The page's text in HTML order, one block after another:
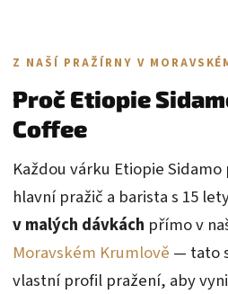
Z NAŠÍ PRAŽÍRNY V
Proč Etiopie
Coffee
Každou várku Etiopie
hlavní pražič a barista s 15
v malých dávkách přímo v
Moravském Krumlově — tato
vlastní profil pražení, aby